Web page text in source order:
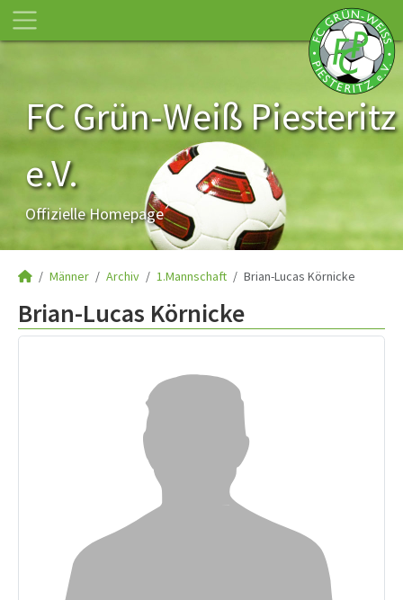
FC Grün-Weiß Piesteritz
e.V.
Offizielle Homepage
Männer Archiv 1.Mannschaft Brian-Lucas Körnicke
Brian-Lucas Körnicke